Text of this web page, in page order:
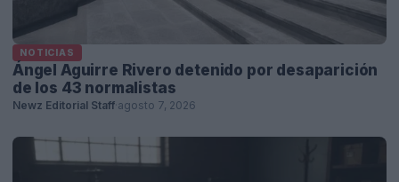
NOTICIAS
Ángel Aguirre Rivero detenido por desaparición
de los 43 normalistas
Newz Editorial Staff agosto 7, 2026